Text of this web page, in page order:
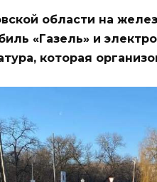
области на
«Газель» и
которая